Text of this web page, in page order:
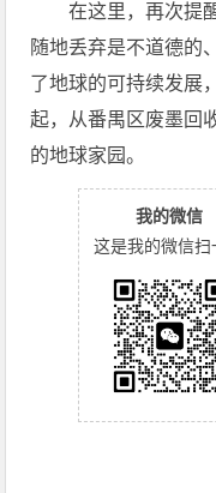
在这里，再次提
随地丢弃是不道德的
了地球的可持续发展
起，从番禺区废墨回
的地球家园。
我的微信
这是我的微信扫